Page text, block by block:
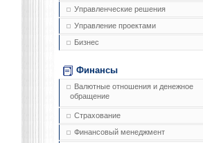
Управленческие решения
Управление проектами
Бизнес
Финансы
Валютные отношения и денежное
обращение
Страхование
Финансовый менеджмент